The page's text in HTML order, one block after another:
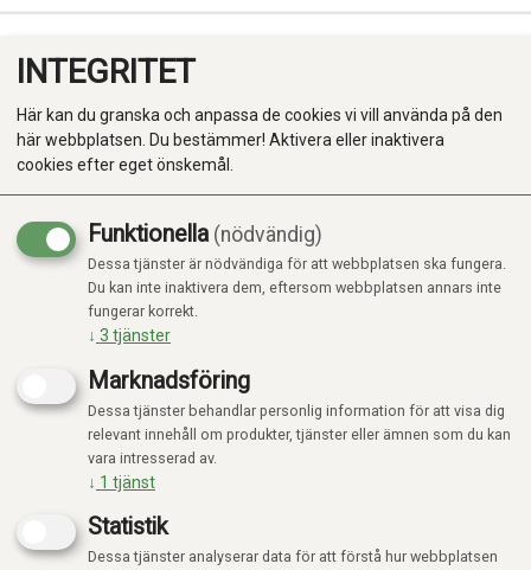
Produkter
Kategorier
Kampanj
INTEGRITET
Här kan du granska och anpassa de cookies vi vill använda på den
här webbplatsen. Du bestämmer! Aktivera eller inaktivera
cookies efter eget önskemål.
Funktionella (nödvändig)
Dessa tjänster är nödvändiga för att webbplatsen ska fungera.
Du kan inte inaktivera dem, eftersom webbplatsen annars inte
fungerar korrekt.
↓ 3 tjänster
Marknadsföring
Dessa tjänster behandlar personlig information för att visa dig
relevant innehåll om produkter, tjänster eller ämnen som du kan
vara intresserad av.
↓ 1 tjänst
Statistik
Dessa tjänster analyserar data för att förstå hur webbplatsen